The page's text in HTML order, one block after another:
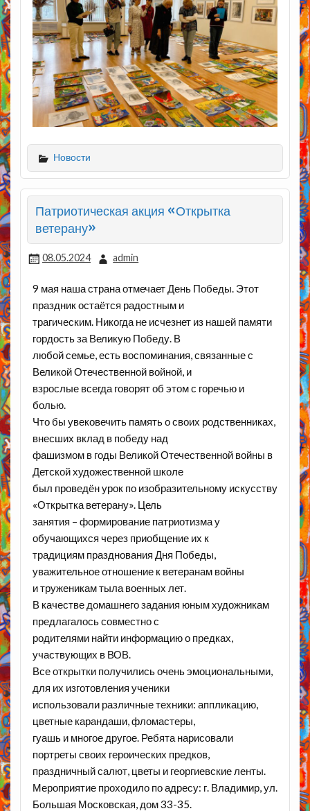
Новости
Патриотическая акция «Открытка
ветерану»
08.05.2024 admin
9 мая наша страна отмечает День Победы. Этот
праздник остаётся радостным и
трагическим. Никогда не исчезнет из нашей памяти
гордость за Великую Победу. В
любой семье, есть воспоминания, связанные с
Великой Отечественной войной, и
взрослые всегда говорят об этом с горечью и
болью.
Что бы увековечить память о своих родственниках,
внесших вклад в победу над
фашизмом в годы Великой Отечественной войны в
Детской художественной школе
был проведён урок по изобразительному искусству
«Открытка ветерану». Цель
занятия – формирование патриотизма у
обучающихся через приобщение их к
традициям празднования Дня Победы,
уважительное отношение к ветеранам войны
и труженикам тыла военных лет.
В качестве домашнего задания юным художникам
предлагалось совместно с
родителями найти информацию о предках,
участвующих в ВОВ.
Все открытки получились очень эмоциональными,
для их изготовления ученики
использовали различные техники: аппликацию,
цветные карандаши, фломастеры,
гуашь и многое другое. Ребята нарисовали
портреты своих героических предков,
праздничный салют, цветы и георгиевские ленты.
Мероприятие проходило по адресу: г. Владимир, ул.
Большая Московская, дом 33-35.